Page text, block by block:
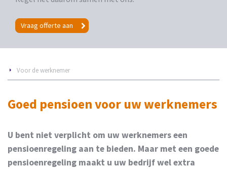
Vraag offerte aan
Voor de werknemer
Goed pensioen voor uw werknemers
U bent niet verplicht om uw werknemers een
pensioenregeling aan te bieden. Maar met een goede
pensioenregeling maakt u uw bedrijf wel extra